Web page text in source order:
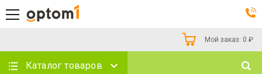
Мой заказ: 0 ₽
Каталог товаров